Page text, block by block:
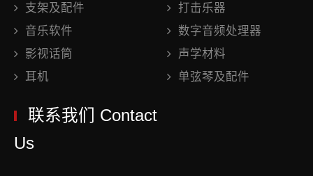
支架及配件
打击乐器
音乐软件
数字音频处理器
影视话筒
声学材料
耳机
单弦琴及配件
联系我们 Contact
Us